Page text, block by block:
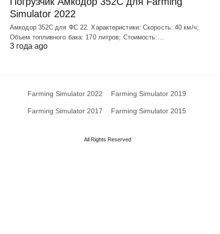
Simulator 2022
Амкодор 352С для ФС 22. Характеристики: Скорость: 40 км/ч;
Объем топливного бака: 170 литров; Стоимость:…
3 года ago
Farming Simulator 2022 Farming Simulator 2019
Farming Simulator 2017 Farming Simulator 2015
All Rights Reserved